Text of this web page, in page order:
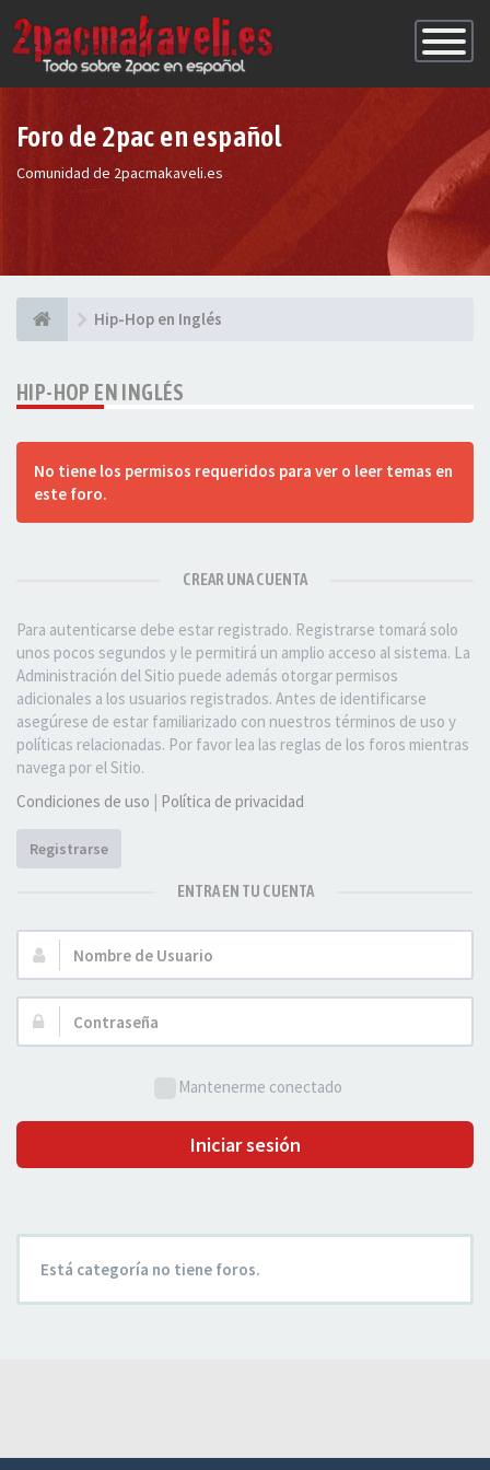
de
Foro de 2pac en español
Comunidad de 2pacmakaveli.es
Hip-Hop en Inglés
HIP-HOP EN INGLÉS
No tiene los permisos requeridos para ver o leer temas en
este foro.
CREAR UNA CUENTA
Para autenticarse debe estar registrado. Registrarse tomará solo
unos pocos segundos y le permitirá un amplio acceso al sistema. La
Administración del Sitio puede además otorgar permisos
adicionales a los usuarios registrados. Antes de identificarse
asegúrese de estar familiarizado con nuestros términos de uso y
políticas relacionadas. Por favor lea las reglas de los foros mientras
navega por el Sitio.
Condiciones de uso | Política de privacidad
Registrarse
ENTRA EN TU CUENTA
Nombre
de
Usuario:
Contraseña:
Mantenerme conectado
Iniciar sesión
Está categoría no tiene foros.